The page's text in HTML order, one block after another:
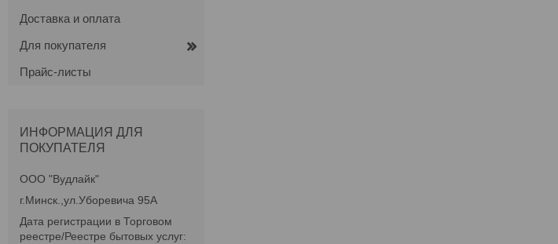
Доставка и оплата
Для покупателя
Прайс-листы
ИНФОРМАЦИЯ ДЛЯ
ПОКУПАТЕЛЯ
ООО "Вудлайк"
г.Минск.,ул.Уборевича 95А
Дата регистрации в Торговом
реестре/Реестре бытовых услуг: